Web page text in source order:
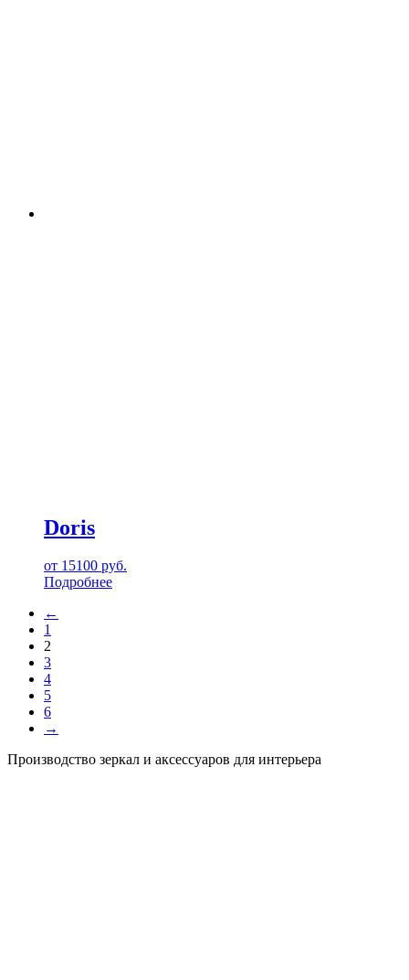
Doris
от 15100 руб.
Подробнее
←
1
2
3
4
5
6
→
Производство зеркал и аксессуаров для интерьера